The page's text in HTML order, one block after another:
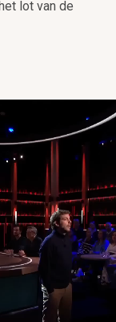
lot van de